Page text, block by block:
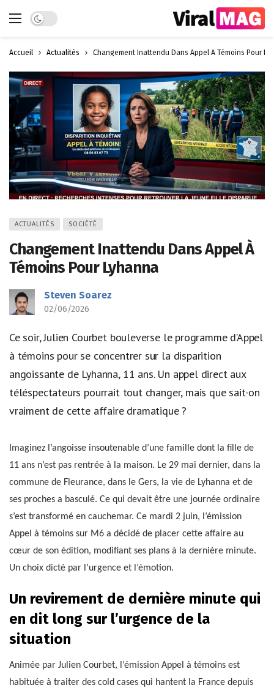
Dark mode
Accueil Actualités Changement Inattendu Dans Appel À Témoins Pour
ACTUALITÉS SOCIÉTÉ
Changement Inattendu Dans Appel À
Témoins Pour Lyhanna
Steven Soarez
02/06/2026
Ce soir, Julien Courbet bouleverse le programme d’Appel
à témoins pour se concentrer sur la disparition
angoissante de Lyhanna, 11 ans. Un appel direct aux
téléspectateurs pourrait tout changer, mais que sait-on
vraiment de cette affaire dramatique ?
Imaginez l’angoisse insoutenable d’une famille dont la fille de
11 ans n’est pas rentrée à la maison. Le 29 mai dernier, dans la
commune de Fleurance, dans le Gers, la vie de Lyhanna et de
ses proches a basculé. Ce qui devait être une journée ordinaire
s’est transformé en cauchemar. Ce mardi 2 juin, l’émission
Appel à témoins sur M6 a décidé de placer cette affaire au
cœur de son édition, modifiant ses plans à la dernière minute.
Un choix dicté par l’urgence et l’émotion.
Un revirement de dernière minute qui
en dit long sur l’urgence de la
situation
Animée par Julien Courbet, l’émission Appel à témoins est
habituée à traiter des cold cases qui hantent la France depuis